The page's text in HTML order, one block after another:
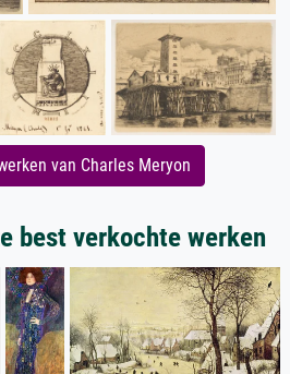
van Charles Meryon
best verkochte werken